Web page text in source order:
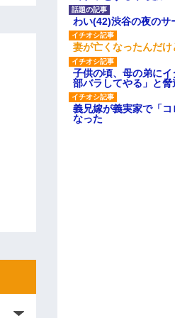
わい(42)渋谷の夜のサ
妻が亡くなったんだ
子供の頃、母の弟に
部バラしてやる」と脅
義兄嫁が義実家で「
なった